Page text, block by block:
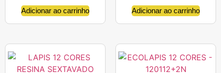
Adicionar ao carrinho Adicionar ao carrinho